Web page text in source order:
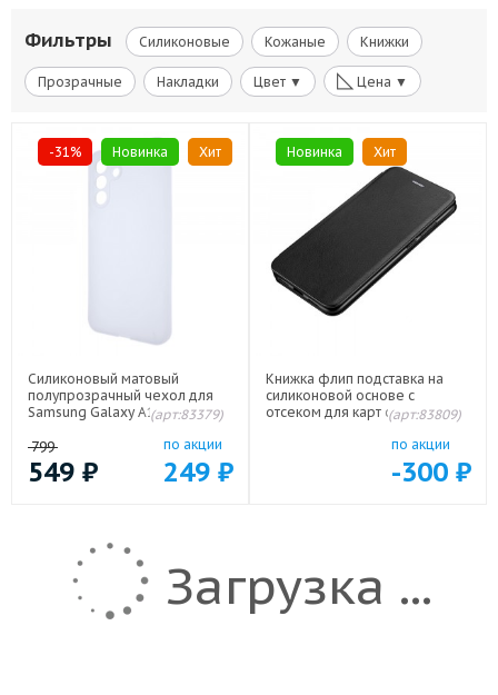
Фильтры Силиконовые Кожаные Книжки
Прозрачные Накладки Цвет ▼ ◺ Цена ▼
-31% Новинка Хит
Силиконовый матовый
полупрозрачный чехол для
Samsung Galaxy A17, A18, A26,
(арт:83379)
799
549 ₽
по акции
249 ₽
Новинка Хит
Книжка флип подставка на
силиконовой основе с
отсеком для карт с магнитной
A17/Galaxy A26 Черный
(арт:83809)
по акции
-300 ₽
Загрузка ...